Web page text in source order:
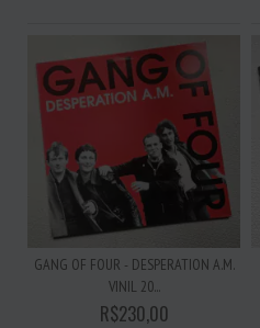
GANG OF FOUR - DESPERATION A.M.
VINIL 20...
R$230,00